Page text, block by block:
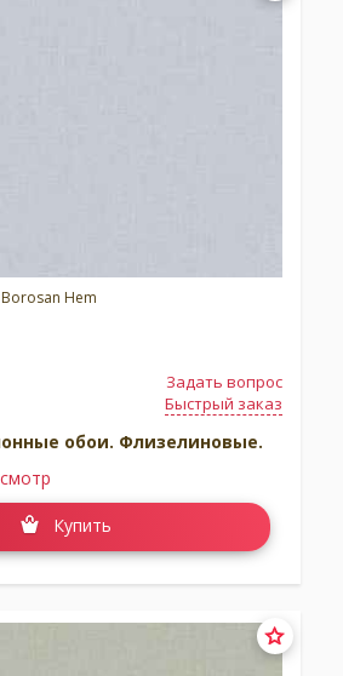
Hem
Задать вопрос
Быстрый заказ
обои. Флизелиновые.
Купить